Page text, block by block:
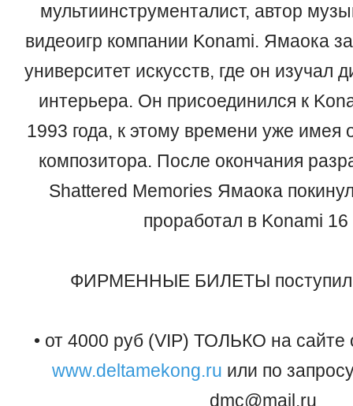
мультиинструменталист, автор
видеоигр компании Konami. Ямаока
университет искусств, где он изучал
интерьера. Он присоединился к
1993 года, к этому времени уже имея
композитора. После окончания
Shattered Memories Ямаока
проработал в Konami 16
ФИРМЕННЫЕ БИЛЕТЫ
• от 4000 руб (VIP) ТОЛЬКО на сайте
www.deltamekong.ru или по
dmc@mail.ru